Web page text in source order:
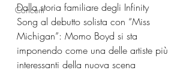
Concerti
Dalla storia familiare degli Infinity
Song al debutto solista con “Miss
Michigan”: Momo Boyd si sta
imponendo come una delle artiste più
interessanti della nuova scena